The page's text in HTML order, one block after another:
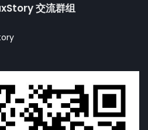
交流群组